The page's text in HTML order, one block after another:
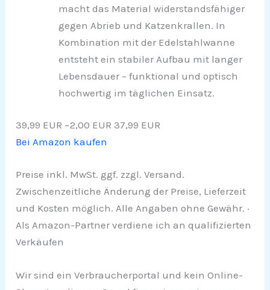
macht das Material widerstandsfähiger
gegen Abrieb und Katzenkrallen. In
Kombination mit der Edelstahlwanne
entsteht ein stabiler Aufbau mit langer
Lebensdauer – funktional und optisch
hochwertig im täglichen Einsatz.
39,99 EUR −2,00 EUR 37,99 EUR
Bei Amazon kaufen
Preise inkl. MwSt. ggf. zzgl. Versand.
Zwischenzeitliche Änderung der Preise, Lieferzeit
und Kosten möglich. Alle Angaben ohne Gewähr. ·
Als Amazon-Partner verdiene ich an qualifizierten
Verkäufen
Wir sind ein Verbraucherportal und kein Online-